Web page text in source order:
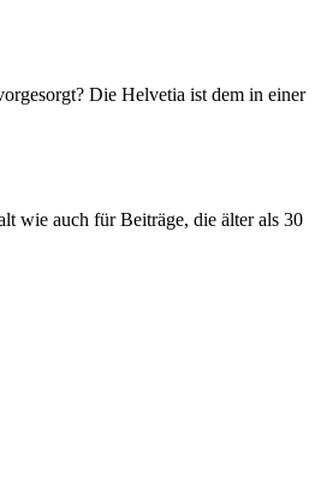
Die Helvetia ist dem in einer
wie auch für Beiträge, die älter als 30